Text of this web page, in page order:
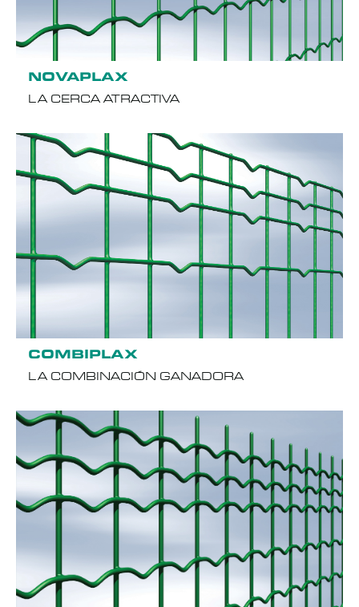
NOVAPLAX
LA CERCA ATRACTIVA
COMBIPLAX
LA COMBINACIÓN GANADORA